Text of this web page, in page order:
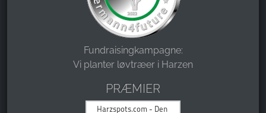
Fundraisingkampagne:
Vi planter løvtræer i Harzen
PRÆMIER